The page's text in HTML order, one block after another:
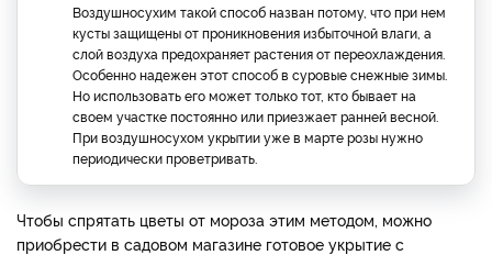
Воздушносухим такой способ назван потому, что при нем
кусты защищены от проникновения избыточной влаги, а
слой воздуха предохраняет растения от переохлаждения.
Особенно надежен этот способ в суровые снежные зимы.
Но использовать его может только тот, кто бывает на
своем участке постоянно или приезжает ранней весной.
При воздушносухом укрытии уже в марте розы нужно
периодически проветривать.
Чтобы спрятать цветы от мороза этим методом, можно
приобрести в садовом магазине готовое укрытие с